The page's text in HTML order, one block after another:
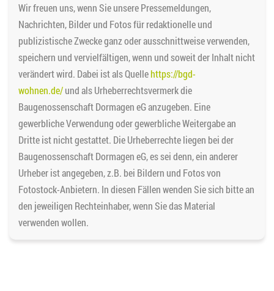
Wir freuen uns, wenn Sie unsere Pressemeldungen,
Nachrichten, Bilder und Fotos für redaktionelle und
publizistische Zwecke ganz oder ausschnittweise verwenden,
speichern und vervielfältigen, wenn und soweit der Inhalt nicht
verändert wird. Dabei ist als Quellehttps://bgd-
wohnen.de/und als Urheberrechtsvermerk die
Baugenossenschaft Dormagen eG anzugeben. Eine
gewerbliche Verwendung oder gewerbliche Weitergabe an
Dritte ist nicht gestattet. Die Urheberrechte liegen bei der
Baugenossenschaft Dormagen eG, es sei denn, ein anderer
Urheber ist angegeben, z.B. bei Bildern und Fotos von
Fotostock-Anbietern. In diesen Fällen wenden Sie sich bitte an
den jeweiligen Rechteinhaber, wenn Sie das Material
verwenden wollen.